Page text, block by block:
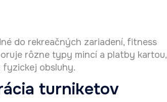
do rekreačných zariadení, fitness
rôzne typy mincí a platby kartou,
fyzickej obsluhy.
turniketov